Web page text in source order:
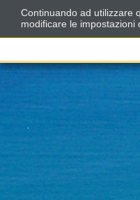
Continuando ad utilizzare
modificare le impostazioni